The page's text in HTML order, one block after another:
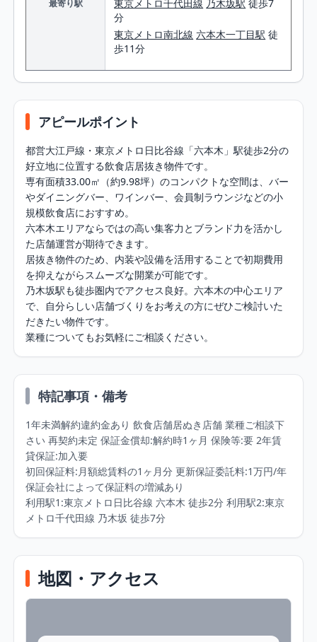
最寄り駅 東京メトロ千代田線 乃木坂駅 徒歩7
分
東京メトロ南北線 六本木一丁目駅 徒
歩11分
アピールポイント
都営大江戸線・東京メトロ日比谷線「六本木」駅徒歩2分の
好立地に位置する飲食店居抜き物件です。
専有面積33.00㎡（約9.98坪）のコンパクトな空間は、バー
やダイニングバー、ワインバー、会員制ラウンジなどの小
規模飲食店におすすめ。
六本木エリアならではの高い集客力とブランド力を活かし
た店舗運営が期待できます。
居抜き物件のため、内装や設備を活用することで初期費用
を抑えながらスムーズな開業が可能です。
乃木坂駅も徒歩圏内でアクセス良好。六本木の中心エリア
で、自分らしい店舗づくりをお考えの方にぜひご検討いた
だきたい物件です。
業種についてもお気軽にご相談ください。
特記事項・備考
1年未満解約違約金あり 飲食店舗居ぬき店舗 業種ご相談下
さい 再契約未定 保証金償却:解約時1ヶ月 保険等:要 2年賃
貸保証:加入要
初回保証料:月額総賃料の1ヶ月分 更新保証委託料:1万円/年
保証会社によって保証料の増減あり
利用駅1:東京メトロ日比谷線 六本木 徒歩2分 利用駅2:東京
メトロ千代田線 乃木坂 徒歩7分
地図・アクセス